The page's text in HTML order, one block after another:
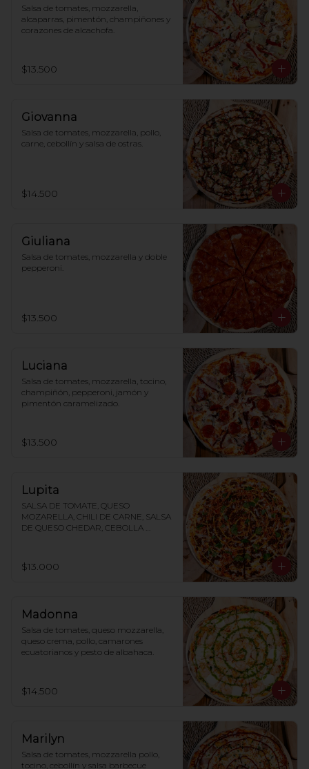
Salsa de tomates, mozzarella,
alcaparras, pimentón, champiñones y
corazones de alcachofa.
$13.500
Giovanna
Salsa de tomates, mozzarella, pollo,
carne, cebollín y salsa de ostras.
$14.500
Giuliana
Salsa de tomates, mozzarella y doble
pepperoni.
$13.500
Luciana
Salsa de tomates, mozzarella, tocino,
champiñón, pepperoni, jamón y
pimentón caramelizado.
$13.500
Lupita
SALSA DE TOMATE, QUESO
MOZARELLA, CHILI DE CARNE, SALSA
DE QUESO CHEDAR, CEBOLLA
$13.000
Madonna
Salsa de tomates, queso mozzarella,
queso crema, pollo, camarones
ecuatorianos y pesto de albahaca.
$14.500
Marilyn
Salsa de tomates, mozzarella pollo,
tocino, cebollín y salsa barbecue